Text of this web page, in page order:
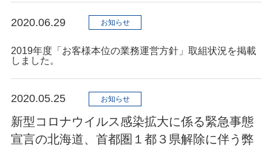
2020.06.29 お知らせ
2019年度「お客様本位の業務運営方針」取組状況を掲載
しました。
2020.05.25 お知らせ
新型コロナウイルス感染拡大に係る緊急事態
宣言の北海道、首都圏１都３県解除に伴う弊